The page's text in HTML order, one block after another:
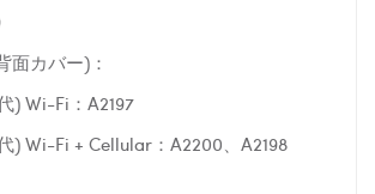
面カバー)：
) Wi-Fi：A2197
) Wi-Fi + Cellular：A2200、A2198